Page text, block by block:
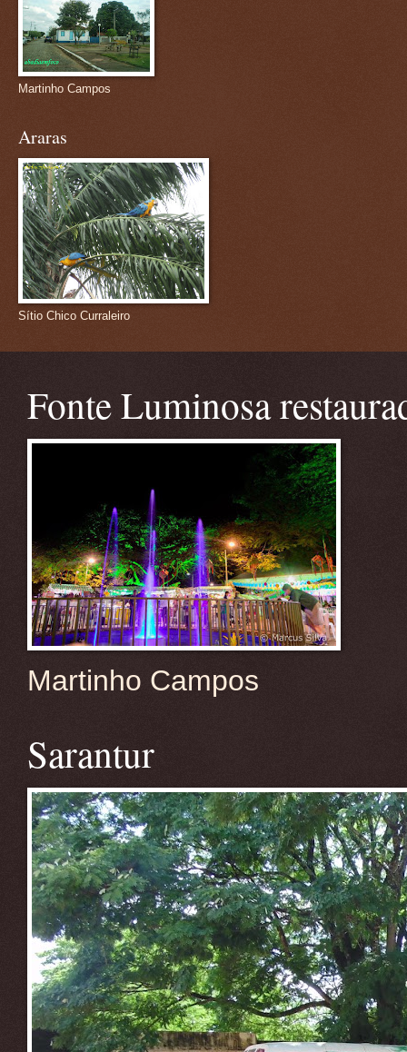
Martinho Campos
Araras
Sítio Chico Curraleiro
Fonte Luminosa
Martinho Campos
Sarantur